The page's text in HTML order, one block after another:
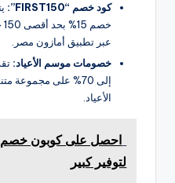
كود خصم “FIRST150”:
عبر تطبيق أمازون مصر.
خصومات موسم الأعياد:
إلى 70% على
الأعياد.
احصل على كوبون خصم
لتوفير كبير